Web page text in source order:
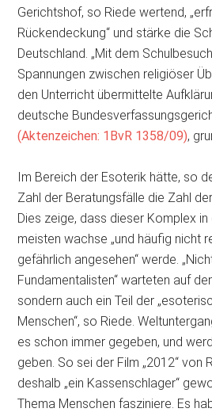
Gerichtshof, so Riede wertend,
Rückendeckung“ und stärke die
Deutschland. „Mit dem
Spannungen zwischen religiöser
den Unterricht übermittelte
deutsche
(Aktenzeichen: 1BvR 1358/09),
Im Bereich der Esoterik hätte, so
Zahl der Beratungsfälle die Zahl
Dies zeige, dass dieser Komplex
meisten wachse „und häufig nicht
gefährlich angesehen“ werde.
Fundamentalisten“ warteten auf
sondern auch ein Teil der
Menschen“, so Riede.
es schon immer gegeben, und
geben. So sei der Film „2012“ von
deshalb „ein Kassen­schlager“
Thema Menschen fasziniere. Es